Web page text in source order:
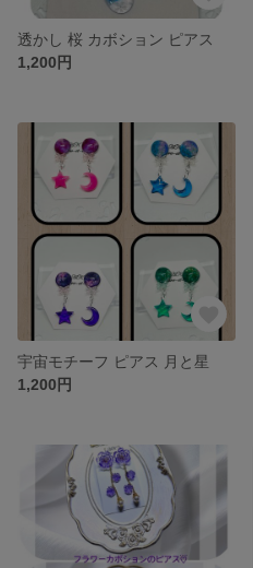
透かし 桜 カボション ピアス
1,200円
宇宙モチーフ ピアス 月と星
1,200円